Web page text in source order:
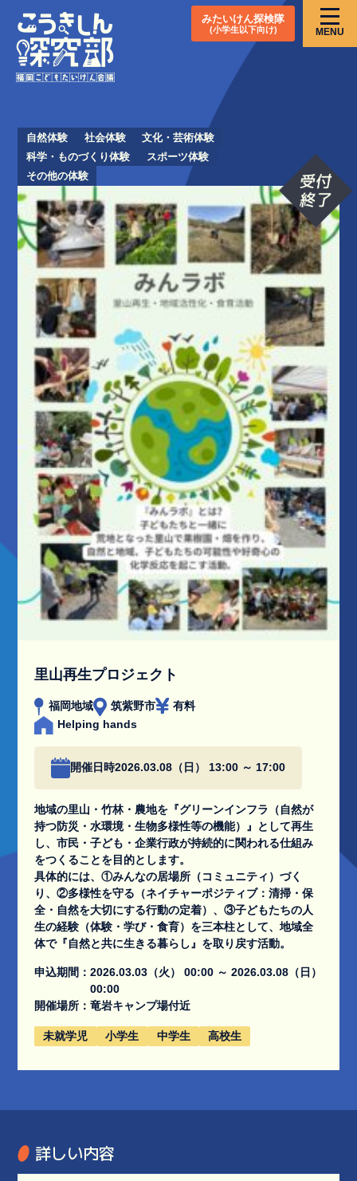
みたいけん探検隊
(小学生以下向け) MENU
自然体験 社会体験
文化・芸術体験
科学・ものづくり体験
スポーツ体験
その他の体験
里山再生プロジェクト
福岡地域 筑紫野市
有料
Helping hands
開催日時2026.03.08（日） 13:00 ～ 17:00
地域の里山・竹林・農地を『グリーンインフラ（自然が
持つ防災・水環境・生物多様性等の機能）』として再生
し、市民・子ども・企業行政が持続的に関われる仕組み
をつくることを目的とします。
具体的には、①みんなの居場所（コミュニティ）づく
り、②多様性を守る（ネイチャーポジティブ：清掃・保
全・自然を大切にする行動の定着）、③子どもたちの人
生の経験（体験・学び・食育）を三本柱として、地域全
体で『自然と共に生きる暮らし』を取り戻す活動。
申込期間： 2026.03.03（火） 00:00 ～ 2026.03.08（日）
00:00
開催場所： 竜岩キャンプ場付近
未就学児 小学生 中学生 高校生
詳しい内容